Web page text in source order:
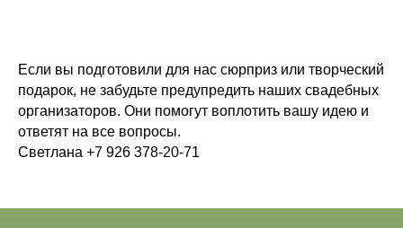
Если вы подготовили для нас сюрприз или творческий
подарок, не забудьте предупредить наших свадебных
организаторов. Они помогут воплотить вашу идею и
ответят на все вопросы.
Светлана +7 926 378-20-71